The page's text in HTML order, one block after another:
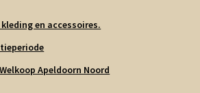
en accessoires.
Apeldoorn Noord